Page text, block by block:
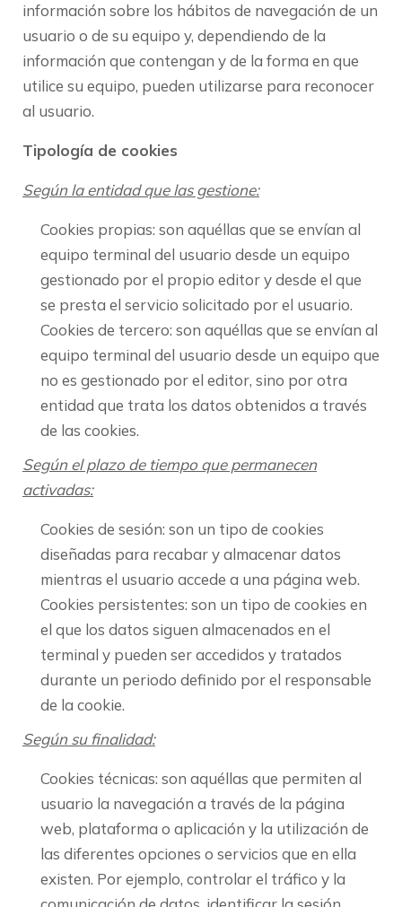
información sobre los hábitos de navegación de un
usuario o de su equipo y, dependiendo de la
información que contengan y de la forma en que
utilice su equipo, pueden utilizarse para reconocer
al usuario.
Tipología de cookies
Según la entidad que las gestione:
Cookies propias: son aquéllas que se envían al
equipo terminal del usuario desde un equipo
gestionado por el propio editor y desde el que
se presta el servicio solicitado por el usuario.
Cookies de tercero: son aquéllas que se envían al
equipo terminal del usuario desde un equipo que
no es gestionado por el editor, sino por otra
entidad que trata los datos obtenidos a través
de las cookies.
Según el plazo de tiempo que permanecen
activadas:
Cookies de sesión: son un tipo de cookies
diseñadas para recabar y almacenar datos
mientras el usuario accede a una página web.
Cookies persistentes: son un tipo de cookies en
el que los datos siguen almacenados en el
terminal y pueden ser accedidos y tratados
durante un periodo definido por el responsable
de la cookie.
Según su finalidad:
Cookies técnicas: son aquéllas que permiten al
usuario la navegación a través de la página
web, plataforma o aplicación y la utilización de
las diferentes opciones o servicios que en ella
existen. Por ejemplo, controlar el tráfico y la